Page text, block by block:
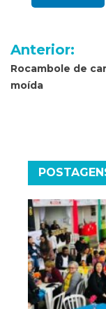
de
Anterior:
Rocambole de
moída